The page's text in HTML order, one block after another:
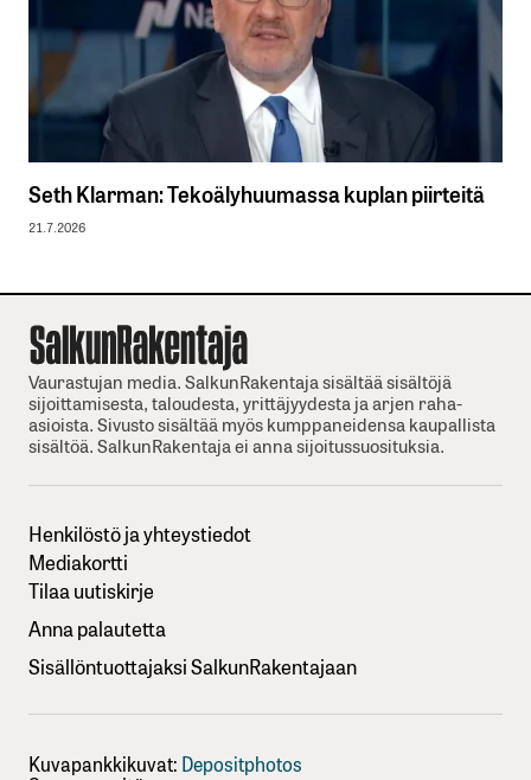
Seth Klarman: Tekoälyhuumassa kuplan piirteitä
21.7.2026
Vaurastujan media. SalkunRakentaja sisältää sisältöjä
sijoittamisesta, taloudesta, yrittäjyydesta ja arjen raha-
asioista. Sivusto sisältää myös kumppaneidensa kaupallista
sisältöä. SalkunRakentaja ei anna sijoitussuosituksia.
Henkilöstö ja yhteystiedot
Mediakortti
Tilaa uutiskirje
Anna palautetta
Sisällöntuottajaksi SalkunRakentajaan
Kuvapankkikuvat: Depositphotos